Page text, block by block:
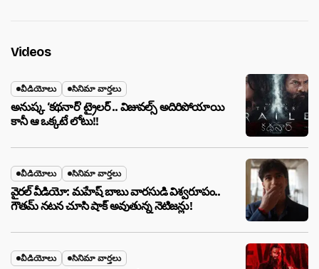
Videos
వీడియోలు సినిమా వార్తలు
అనుష్క ‘కథనార్’ ట్రైలర్ .. విజువల్స్ అదిరిపోయాయి
కానీ ఆ ఒక్కటే లోటు!!
వీడియోలు సినిమా వార్తలు
వైరల్ వీడియో: మహేష్ బాబు వారసుడి విశ్వరూపం..
గౌతమ్ నటన చూసి షాక్ అవుతున్న నెటిజన్లు!
వీడియోలు సినిమా వార్తలు